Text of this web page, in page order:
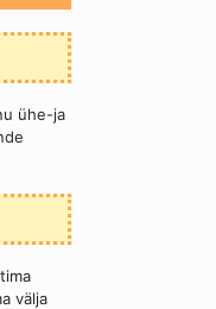
ühe-ja
välja